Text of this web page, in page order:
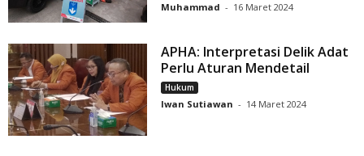
Muhammad - 16 Maret 2024
APHA: Interpretasi Delik Adat
Perlu Aturan Mendetail
Hukum
Iwan Sutiawan - 14 Maret 2024